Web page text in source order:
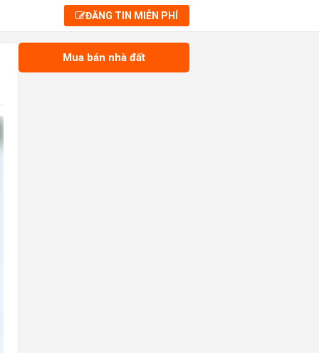
ĐĂNG TIN MIỄN PHÍ
Mua bán nhà đất